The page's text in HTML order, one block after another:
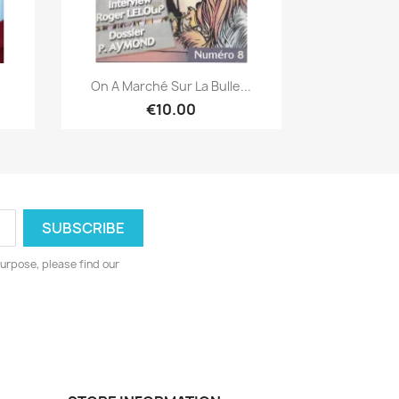
Quick view
On A Marché Sur La Bulle...
€10.00
please find our